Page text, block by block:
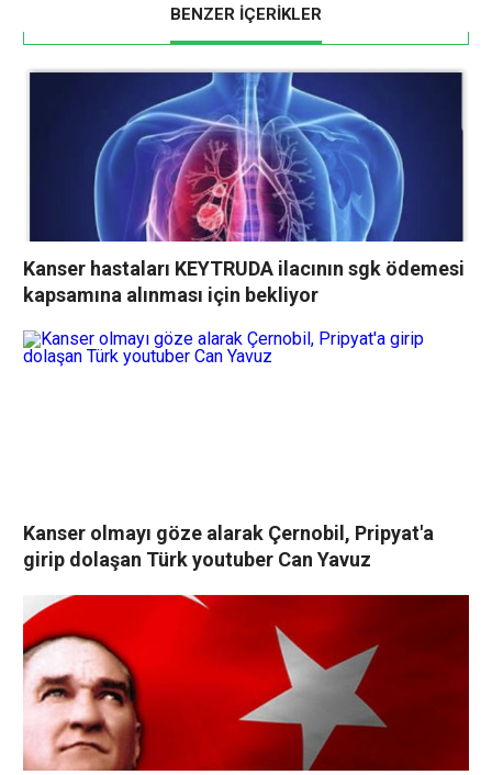
BENZER İÇERİKLER
Kanser hastaları KEYTRUDA ilacının sgk ödemesi
kapsamına alınması için bekliyor
Kanser olmayı göze alarak Çernobil, Pripyat'a
girip dolaşan Türk youtuber Can Yavuz